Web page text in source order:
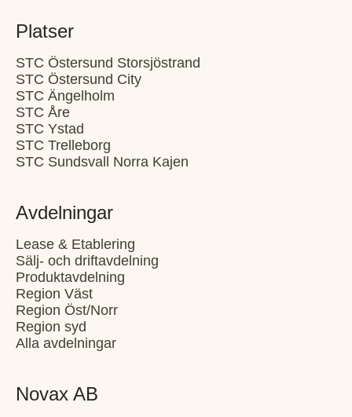
Platser
STC Östersund Storsjöstrand
STC Östersund City
STC Ängelholm
STC Åre
STC Ystad
STC Trelleborg
STC Sundsvall Norra Kajen
Avdelningar
Lease & Etablering
Sälj- och driftavdelning
Produktavdelning
Region Väst
Region Öst/Norr
Region syd
Alla avdelningar
Novax AB